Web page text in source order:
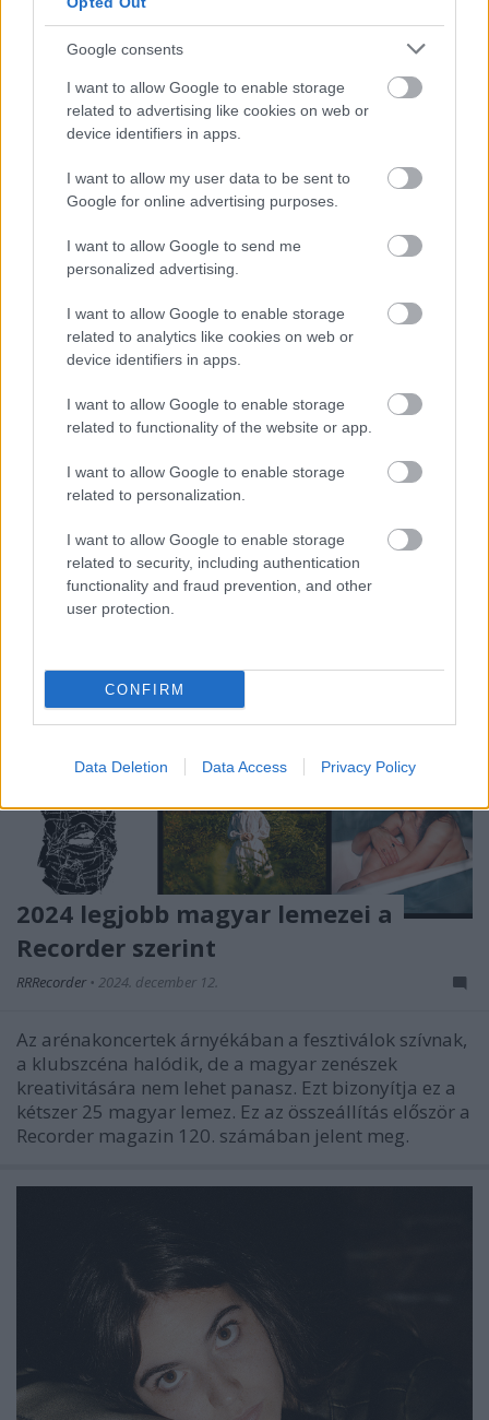
Google consents
I want to allow Google to enable storage
related to advertising like cookies on web or
device identifiers in apps.
I want to allow my user data to be sent to
Google for online advertising purposes.
I want to allow Google to send me
personalized advertising.
I want to allow Google to enable storage
related to analytics like cookies on web or
device identifiers in apps.
I want to allow Google to enable storage
related to functionality of the website or app.
I want to allow Google to enable storage
related to personalization.
I want to allow Google to enable storage
related to security, including authentication
functionality and fraud prevention, and other
user protection.
CONFIRM
Data Deletion Data Access Privacy Policy
Itt a Friss Hús nemzetközi programja
Péterfy Bori, Beton.Hofi, Reisz Gábor
és Buda Flóra Anna válogatásában
srecorder•2025. május 15.
Végjátékok, Lázadás életre-halálra, Beavatás,
versenyprogramja négy tematikus blokkba
rendeződik, amelyeket Péterfy Bori, Beton.Hofi, Reisz
Gábor és Buda Flóra Anna állított össze. A fesztivál
kiemelt vendége idén Németország lesz, fókuszban a
német rövidfilmmel.…
2024 legjobb magyar lemezei a
Recorder szerint
RRRecorder • 2024. december 12.
Az arénakoncertek árnyékában a fesztiválok szívnak,
a klubszcéna halódik, de a magyar zenészek
kreativitására nem lehet panasz. Ezt bizonyítja ez a
kétszer 25 magyar lemez. Ez az összeállítás először a
Recorder magazin 120. számában jelent meg.